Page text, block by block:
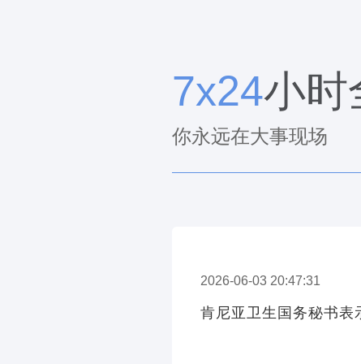
7x24小时
你永远在大事现场
2026-06-03 20:47:31
肯尼亚卫生国务秘书表